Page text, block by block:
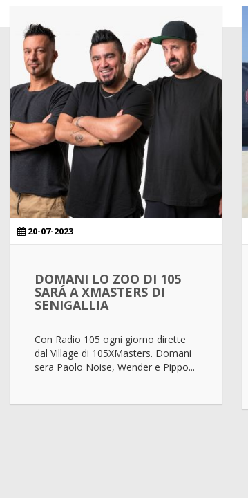
20-07-2023
DOMANI LO ZOO DI 105
SARÁ A XMASTERS DI
SENIGALLIA
Con Radio 105 ogni giorno dirette
dal Village di 105XMasters. Domani
sera Paolo Noise, Wender e Pippo...